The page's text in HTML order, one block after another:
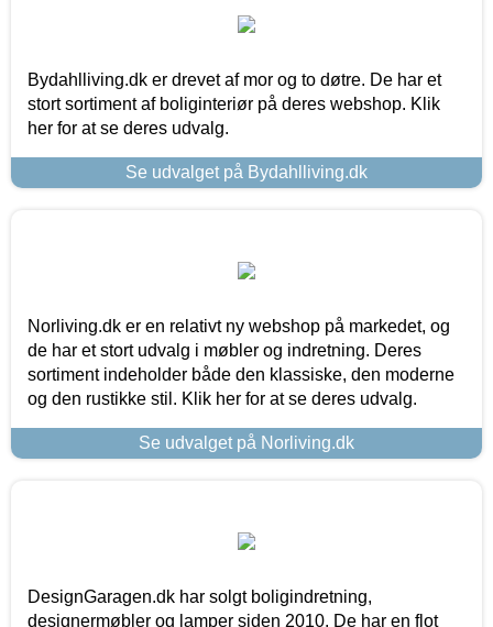
Bydahlliving.dk er drevet af mor og to døtre. De har et
stort sortiment af boliginteriør på deres webshop. Klik
her for at se deres udvalg.
Se udvalget på Bydahlliving.dk
Norliving.dk er en relativt ny webshop på markedet, og
de har et stort udvalg i møbler og indretning. Deres
sortiment indeholder både den klassiske, den moderne
og den rustikke stil. Klik her for at se deres udvalg.
Se udvalget på Norliving.dk
DesignGaragen.dk har solgt boligindretning,
designermøbler og lamper siden 2010. De har en flot